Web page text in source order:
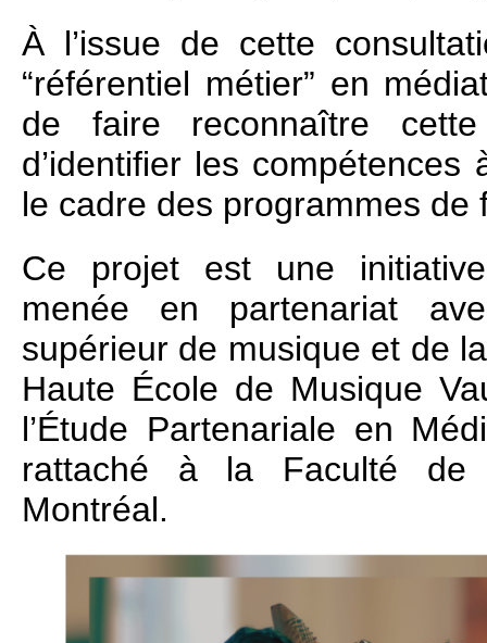
À l’issue de cette
“référentiel métier” en
de faire reconnaître
d’identifier les
le cadre des programmes de
Ce projet est une
menée en partenariat
supérieur de musique et de
Haute École de Musique
l’Étude Partenariale en
rattaché à la Faculté de
Montréal.